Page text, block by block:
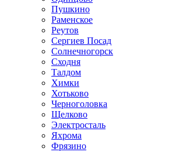
Пушкино
Раменское
Реутов
Сергиев Посад
Солнечногорск
Сходня
Талдом
Химки
Хотьково
Черноголовка
Щелково
Электросталь
Яхрома
Фрязино